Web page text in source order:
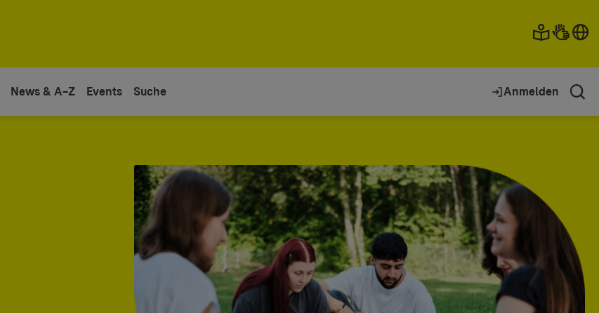
News & A–Z Events Suche Anmelden